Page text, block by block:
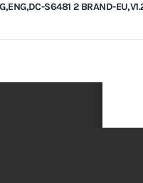
S6481 2 BRAND-